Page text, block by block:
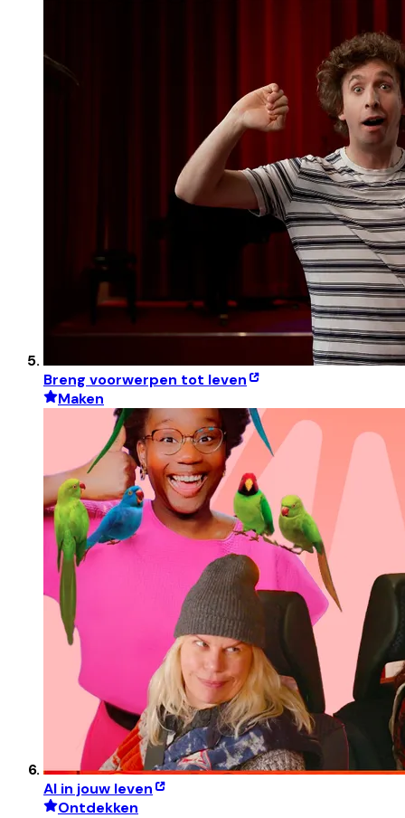
Breng voorwerpen tot leven
Maken
AI in jouw leven
Ontdekken